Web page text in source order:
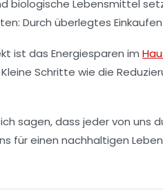
biologische Lebensmittel
Durch überlegtes
ist das Energiesparen im
Schritte wie die
sagen, dass jeder von uns
für einen nachhaltigen